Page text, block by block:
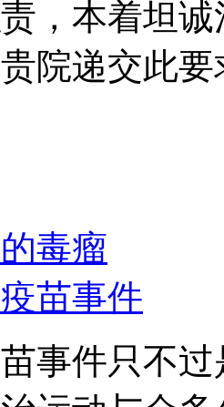
，本着坦
院递交此要
毒瘤
苗事件
事件只不